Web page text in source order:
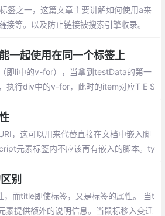
签之一，这篇文章主要讲解如何使用a来
接等。以及防止链接被搜索引擎收录。
一起使用在同一个标签上
即li中的v-for），当拿到testData的第一
执行div中的v-for，此时的item对应T E S
判断都是object
，这可以用来代替直接在文档中嵌入脚
元素标签内不应该再有嵌入的脚本。ty
别
，而title即使标签，又是标签的属性。 当t
素提供额外的说明信息。当鼠标移入变迁